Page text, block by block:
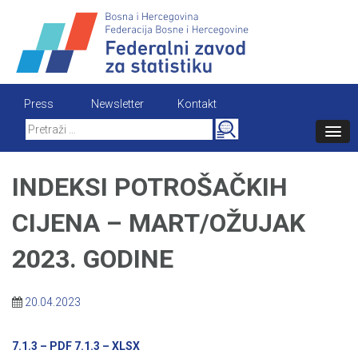
content
Press Newsletter
Kontakt
Search
for:
INDEKSI POTROŠAČKIH
CIJENA – MART/OŽUJAK
2023. GODINE
20.04.2023
7.1.3 – PDF 7.1.3 – XLSX